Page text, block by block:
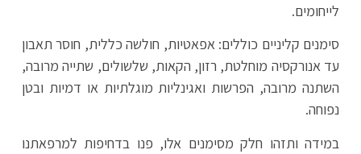
לייחומים.
סימנים קליניים כוללים: אפאטיות, חולשה כללית, חוסר תאבון
עד אנורקסיה מוחלטת, רזון, הקאות, שלשולים, שתייה מרובה,
השתנה מרובה, הפרשות ואגינליות מוגלתיות או דמיות ובטן
נפוחה.
במידה ותזהו חלק מסימנים אלו, פנו בדחיפות למרפאתנו